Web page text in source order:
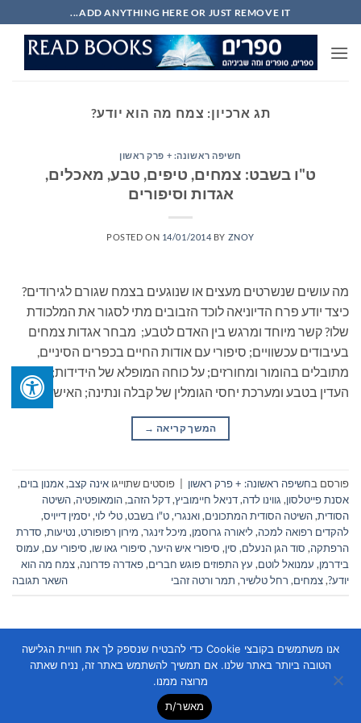
to
content
ADD ANYTHING HERE OR JUST REMOVE IT...
תג ארכיון: צמח מה הוא יודע?
חשיפה ראשונה: + פרק ראשון
ט"ו בשבט: צמחים, טיפים, טבע, מאכלים,
אגדות וסיפורים
POSTED ON 14/01/2014 BY ZNOY
מה עושים שנשרטים מעצים או שנוגעים בצמח שגורם לגירודים?
כיצד יודע פרח הדיוניאה לוכד הזבובים מתי לסגור את המלכודת
שלו? קשר מיוחד ומרגש בין האדם לטבע; מבחר אגדות צמחים
בעיבודים עכשוויים; סיפורי עם אודות החיים בכפרים הסיניים,
מתובלים בהומור ומחורזים; על כוחה המופלא של הידידות; המארג
העדין בטבע ומערכת יחסי הגומלין של קבלה ונתינה; האישה […]
המשך קריאה →
פורסם בחשיפה ראשונה: + פרק ראשון פוסטים שתוייגו אינה קצב,אמנון בוים,
אסנת פייטלסון, גווינו לדה,דניאל חיימוביץ,דקל הזהב,הומאופטיה,השיטה
הסודית,השיטה הסודית המתכונים,ואנגרי,ט"ו בשבט,טלי לוי,יסמין דייויס,
להקדים רפואה למכה,ליאורה גרוסמן, מיכל זינגר, מירון רפופורט, נטיעות, סדרת
הרפתקה, סוד הגן הנעלם, סין, סיפורי איש היער, סיפורי גאו שו, סיפורי עם, עמוס
בידרמן, עמנואל לוטם, עץ התפוזים פוגש חברים,פאדרה פדרונה,צמח מה הוא
יודע?,צמחים, רחל טלשיר, תמר ורטה זהבי השאר תגובה
Copyright 2026 ©Flatsome Theme
אנו משתמשים בקובצי Cookie כדי להבטיח שנספק לך את חוויית הגלישה
הטובה ביותר באתר שלנו. אם תמשיך להשתמש באתר זה, נניח שאתה
מרוצה ממנו.
מאשר/ת